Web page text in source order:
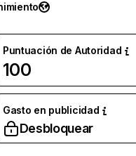
Puntuación de Autoridad
100
Gasto en publicidad
Desbloquear